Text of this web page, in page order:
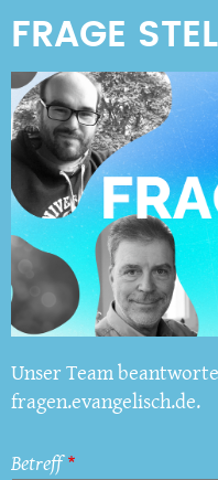
Unser Team
fragen.evangelisch.de.
Betreff